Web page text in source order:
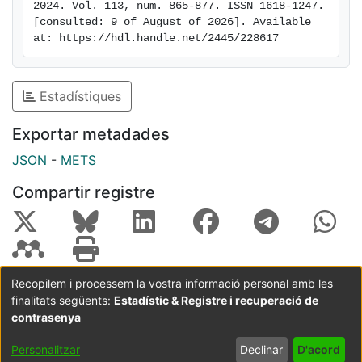
diseases and their pathophysiology, and possibly to
establish cause and effect.
2024. Vol. 113, num. 865-877. ISSN 1618-1247.
[consulted: 9 of August of 2026]. Available
at: https://hdl.handle.net/2445/228617
Estadístiques
Exportar metadades
JSON - METS
Compartir registre
Coordinació:CRAI UB Avís legal
Metadades
subjectes a:
Configuració
de cookies
privadesa
Recopilem i processem la vostra informació personal amb les
finalitats següents: Estadístic & Registre i recuperació de
contrasenya
Personalitzar Declinar D'acord